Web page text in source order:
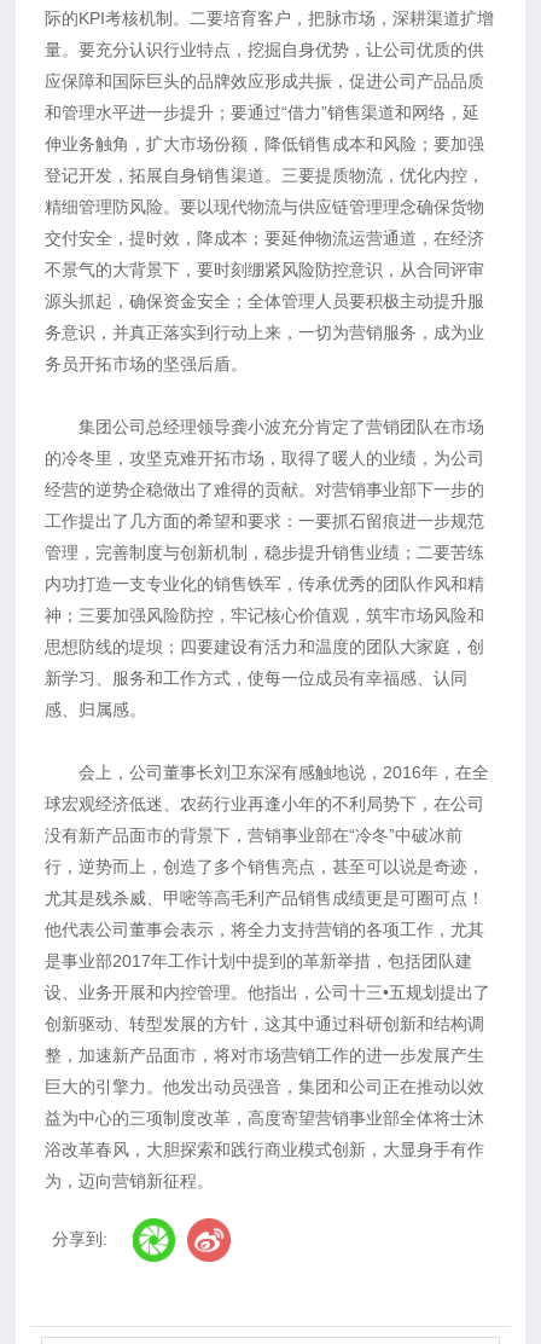
际的KPI考核机制。二要培育客户，把脉市场，深耕渠道扩增
量。要充分认识行业特点，挖掘自身优势，让公司优质的供
应保障和国际巨头的品牌效应形成共振，促进公司产品品质
和管理水平进一步提升；要通过“借力”销售渠道和网络，延
伸业务触角，扩大市场份额，降低销售成本和风险；要加强
登记开发，拓展自身销售渠道。三要提质物流，优化内控，
精细管理防风险。要以现代物流与供应链管理理念确保货物
交付安全，提时效，降成本；要延伸物流运营通道，在经济
不景气的大背景下，要时刻绷紧风险防控意识，从合同评审
源头抓起，确保资金安全；全体管理人员要积极主动提升服
务意识，并真正落实到行动上来，一切为营销服务，成为业
务员开拓市场的坚强后盾。
集团公司总经理领导龚小波充分肯定了营销团队在市场
的冷冬里，攻坚克难开拓市场，取得了暖人的业绩，为公司
经营的逆势企稳做出了难得的贡献。对营销事业部下一步的
工作提出了几方面的希望和要求：一要抓石留痕进一步规范
管理，完善制度与创新机制，稳步提升销售业绩；二要苦练
内功打造一支专业化的销售铁军，传承优秀的团队作风和精
神；三要加强风险防控，牢记核心价值观，筑牢市场风险和
思想防线的堤坝；四要建设有活力和温度的团队大家庭，创
新学习、服务和工作方式，使每一位成员有幸福感、认同
感、归属感。
会上，公司董事长刘卫东深有感触地说，2016年，在全
球宏观经济低迷、农药行业再逢小年的不利局势下，在公司
没有新产品面市的背景下，营销事业部在“冷冬”中破冰前
行，逆势而上，创造了多个销售亮点，甚至可以说是奇迹，
尤其是残杀威、甲嘧等高毛利产品销售成绩更是可圈可点！
他代表公司董事会表示，将全力支持营销的各项工作，尤其
是事业部2017年工作计划中提到的革新举措，包括团队建
设、业务开展和内控管理。他指出，公司十三•五规划提出了
创新驱动、转型发展的方针，这其中通过科研创新和结构调
整，加速新产品面市，将对市场营销工作的进一步发展产生
巨大的引擎力。他发出动员强音，集团和公司正在推动以效
益为中心的三项制度改革，高度寄望营销事业部全体将士沐
浴改革春风，大胆探索和践行商业模式创新，大显身手有作
为，迈向营销新征程。
分享到: